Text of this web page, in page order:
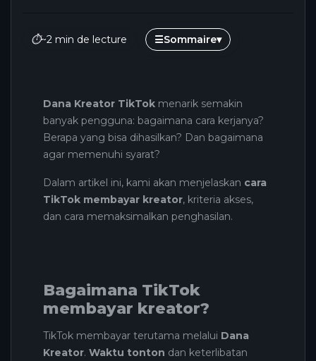
⏱~2 min de lecture ☰Sommaire▾
Dana Kreator TikTok menarik semakin
banyak pengguna: bagaimana cara kerjanya?
Berapa yang bisa dihasilkan? Dan bagaimana
agar memenuhi syarat?
Dalam artikel ini, kami akan menjelaskan cara
TikTok membayar kreator, kriteria akses,
dan cara memaksimalkan penghasilan.
Bagaimana TikTok
membayar kreator?
TikTok membayar terutama melalui Dana
Kreator. Waktu tonton dan keterlibatan